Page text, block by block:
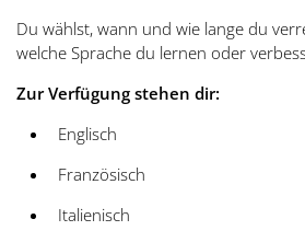
Du wählst, wann und wie lange du
welche Sprache du lernen oder
Zur Verfügung stehen dir:
Englisch
Französisch
Italienisch